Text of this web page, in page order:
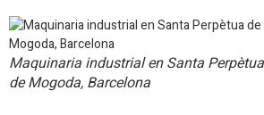
Maquinaria industrial en Santa Perpètua
de Mogoda, Barcelona